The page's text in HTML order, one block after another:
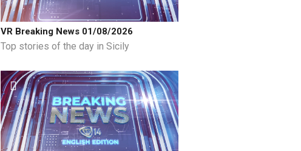
VR Breaking News 01/08/2026
Top stories of the day in Sicily